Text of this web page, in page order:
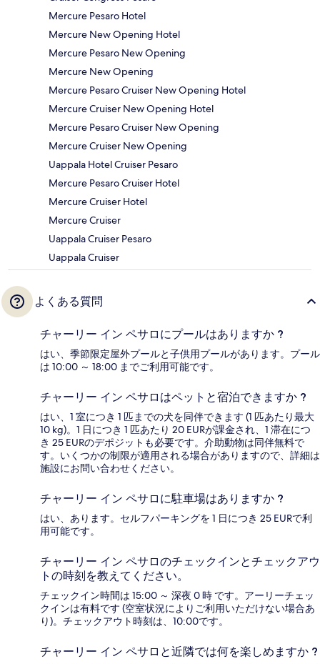
Mercure Pesaro Hotel
Mercure New Opening Hotel
Mercure Pesaro New Opening
Mercure New Opening
Mercure Pesaro Cruiser New Opening Hotel
Mercure Cruiser New Opening Hotel
Mercure Pesaro Cruiser New Opening
Mercure Cruiser New Opening
Uappala Hotel Cruiser Pesaro
Mercure Pesaro Cruiser Hotel
Mercure Cruiser Hotel
Mercure Cruiser
Uappala Cruiser Pesaro
Uappala Cruiser
よくある質問
チャーリー イン ペサロにプールはありますか ?
はい、季節限定屋外プールと子供用プールがあります。プール
は 10:00 ～ 18:00 までご利用可能です。
チャーリー イン ペサロはペットと宿泊できますか ?
はい、1 室につき 1 匹までの犬を同伴できます (1 匹あたり最大
10 kg)。1 日につき 1 匹あたり 20 EURが課金され、1 滞在につ
き 25 EURのデポジットも必要です。介助動物は同伴無料で
す。いくつかの制限が適用される場合がありますので、詳細は
施設にお問い合わせください。
チャーリー イン ペサロに駐車場はありますか ?
はい、あります。セルフパーキングを 1 日につき 25 EURで利
用可能です。
チャーリー イン ペサロのチェックインとチェックアウ
トの時刻を教えてください。
チェックイン時間は 15:00 ～ 深夜 0 時 です。アーリーチェッ
クインは有料です (空室状況によりご利用いただけない場合あ
り)。チェックアウト時刻は、10:00です。
チャーリー イン ペサロと近隣では何を楽しめますか ?